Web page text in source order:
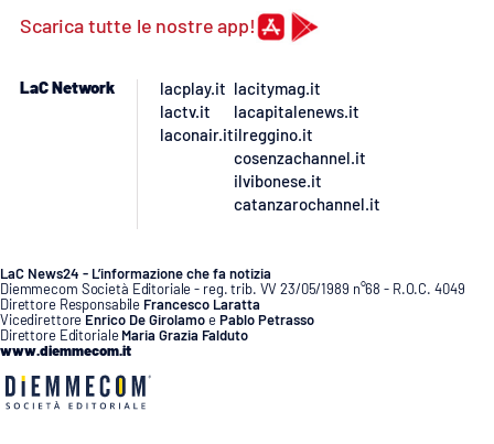
Scarica tutte le nostre app!
LaC Network
lacplay.it
lactv.it
laconair.it
lacitymag.it
lacapitalenews.it
ilreggino.it
cosenzachannel.it
ilvibonese.it
catanzarochannel.it
LaC News24 - L’informazione che fa notizia
Diemmecom Società Editoriale - reg. trib. VV 23/05/1989 n°68 - R.O.C. 4049
Direttore Responsabile Francesco Laratta
Vicedirettore Enrico De GirolamoePablo Petrasso
Direttore Editoriale Maria Grazia Falduto
www.diemmecom.it